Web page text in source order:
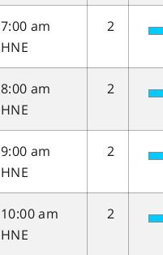
7:00 am
HNE
2
8:00 am
HNE
2
9:00 am
HNE
2
10:00 am
HNE
2